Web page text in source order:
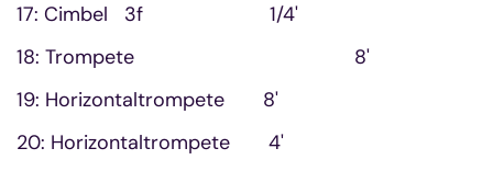
17: Cimbel 3f 1/4'
18: Trompete 8'
19: Horizontaltrompete 8'
20: Horizontaltrompete 4'